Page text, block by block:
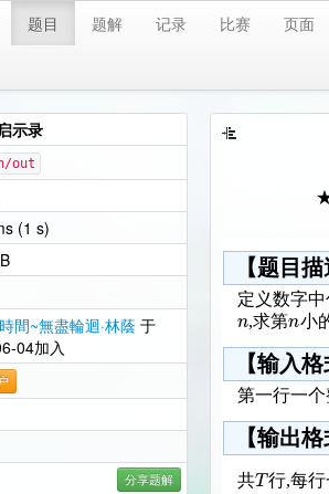
题目 题解 记录 比赛 页面
示录
out
(1 s)
間~無盡輪迴·林蔭 于
04加入
分享题解
【题目
定义数字
n,求第n小
【输入
第一行一
【输出
共T行,每